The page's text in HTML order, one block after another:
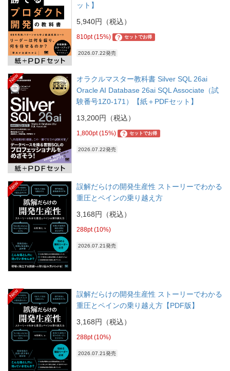
ット】
5,940円（税込）
810pt (15%) ? セットでお得
2026.07.22発売
New
オラクルマスター教科書 Silver SQL 26ai
Oracle AI Database 26ai SQL Associate（試
験番号1Z0-171）【紙＋PDFセット】
13,200円（税込）
1,800pt (15%) ? セットでお得
2026.07.22発売
New
誤解だらけの開発生産性 ストーリーでわかる
重圧とペインの乗り越え方
3,168円（税込）
288pt (10%)
2026.07.21発売
New
誤解だらけの開発生産性 ストーリーでわかる
重圧とペインの乗り越え方【PDF版】
3,168円（税込）
288pt (10%)
2026.07.21発売